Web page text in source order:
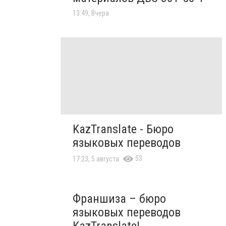
13:49, Вчера
KazTranslate - Бюро
языковых переводов
17:23, 5 августа 53
Франшиза – бюро
языковых переводов